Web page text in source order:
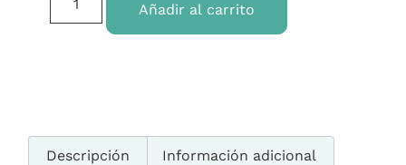
Añadir al carrito
Descripción Información adicional